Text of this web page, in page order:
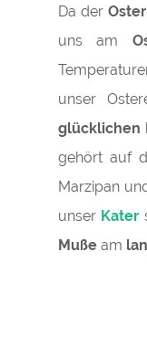
Da der
uns am
unser
glücklichen
gehört auf
Marzipan
unser Kater
Muße am